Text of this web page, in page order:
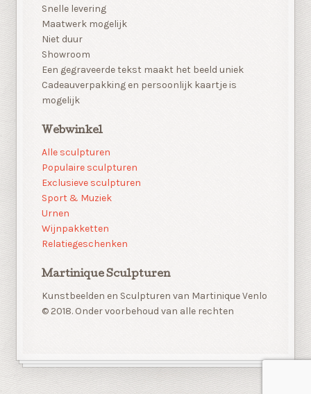
Snelle levering
Maatwerk mogelijk
Niet duur
Showroom
Een gegraveerde tekst maakt het beeld uniek
Cadeauverpakking en persoonlijk kaartje is
mogelijk
Webwinkel
Alle sculpturen
Populaire sculpturen
Exclusieve sculpturen
Sport & Muziek
Urnen
Wijnpakketten
Relatiegeschenken
Martinique Sculpturen
Kunstbeelden en Sculpturen van Martinique Venlo
© 2018. Onder voorbehoud van alle rechten